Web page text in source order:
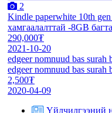
2
Kindle paperwhite 10th
хамгаалалттай -8GB
290,000₮
2021-10-20
edgeer nomnuud bas
edgeer nomnuud bas
2,500₮
2020-04-09
Үйлчилгээний